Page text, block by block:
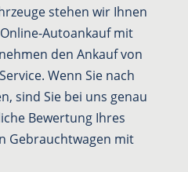
stehen wir Ihnen
Autoankauf mit
den Ankauf von
Wenn Sie nach
sind Sie bei uns genau
Bewertung Ihres
Gebrauchtwagen mit